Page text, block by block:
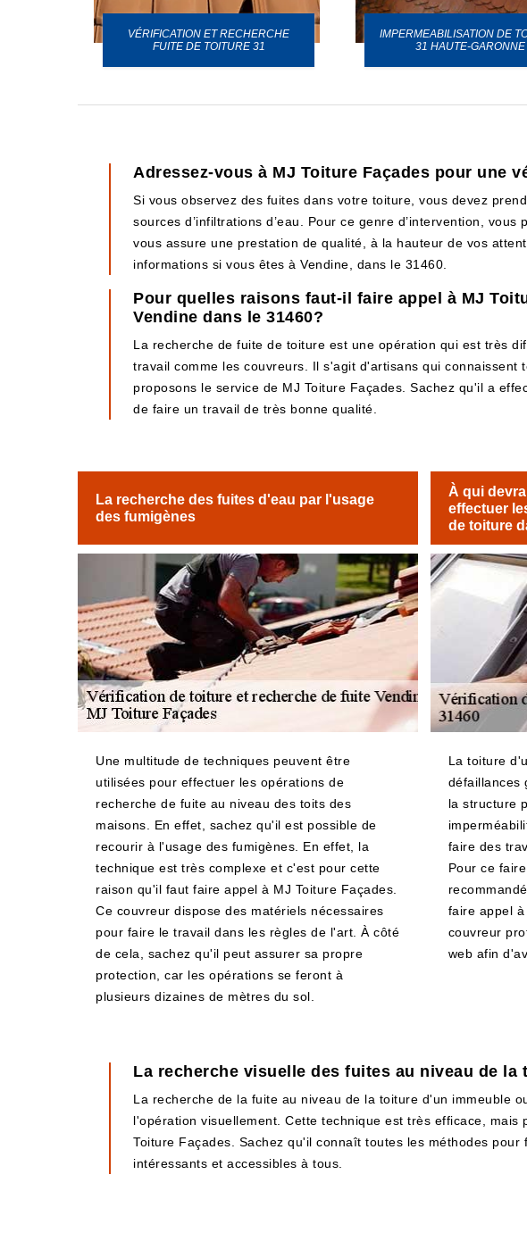
VÉRIFICATION ET RECHERCHE
FUITE DE TOITURE 31
IMPERMEABILISATION DE
31 HAUTE-GARONNE
Adressez-vous à MJ Toiture Façades pour une
Si vous observez des fuites dans votre toiture, vous devez
sources d’infiltrations d’eau. Pour ce genre d’intervention,
vous assure une prestation de qualité, à la hauteur de vos
informations si vous êtes à Vendine, dans le 31460.
Pour quelles raisons faut-il faire appel à MJ
Vendine dans le 31460?
La recherche de fuite de toiture est une opération qui est très
travail comme les couvreurs. Il s'agit d'artisans qui
proposons le service de MJ Toiture Façades. Sachez qu'il a
de faire un travail de très bonne qualité.
La recherche des fuites d'eau par l'usage
des fumigènes
Une multitude de techniques peuvent être
utilisées pour effectuer les opérations de
recherche de fuite au niveau des toits des
maisons. En effet, sachez qu'il est possible de
recourir à l'usage des fumigènes. En effet, la
technique est très complexe et c'est pour cette
raison qu'il faut faire appel à MJ Toiture Façades.
Ce couvreur dispose des matériels nécessaires
pour faire le travail dans les règles de l'art. À côté
de cela, sachez qu'il peut assurer sa propre
protection, car les opérations se feront à
plusieurs dizaines de mètres du sol.
À qui
effectuer
de toiture
La toiture
défaillances
la structure
faire des
Pour ce
faire appel
couvreur
web afin
La recherche visuelle des fuites au niveau de
La recherche de la fuite au niveau de la toiture d'un immeuble
l'opération visuellement. Cette technique est très efficace,
Toiture Façades. Sachez qu'il connaît toutes les méthodes
intéressants et accessibles à tous.